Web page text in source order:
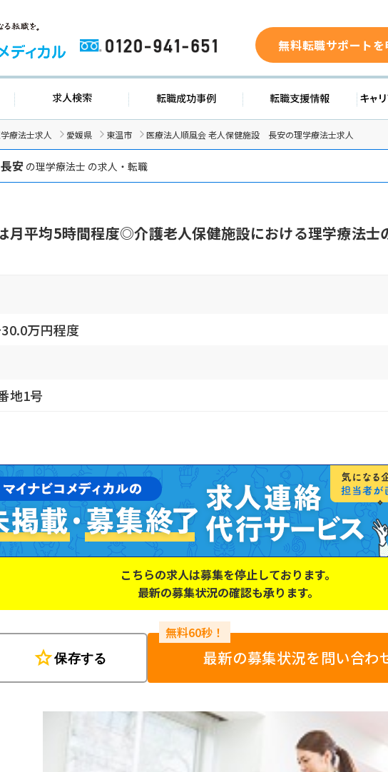
0120-941-651 無料転職サポート
ご利用ガイド 求人検索 転職成功事例 転職支
療法士求人 愛媛県 東温市 医療法人順風会 老人保健施設 長安の理学療法士求人
安の理学療法士 の求人・転職
月平均5時間程度◎介護老人保健施設における理学療法
万円程度
地1号
こちらの求人は募集を停止しております。
最新の募集状況の確認も承ります。
star保存する 最新の募集状況を問い合わ